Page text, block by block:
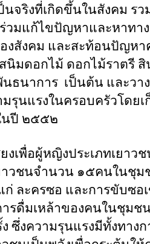
นจริงที่เกิดขึ้นในสังคม ร
วมแก้ไขปัญหาและหาทา
งสังคม และสะท้อนปัญห
นิมดอกไม้ ดอกไม้ราตรี
นธนาการ เป็นต้น และวา
รุนแรงในครอบครัวโดย
นปี ๒๕๕๒
งเพื่อผู้หญิงประเภทเยาว
าวชนจำนวน ๑๕คนในชุ
ก่ ละครซอ และการขับซ
รดื่มเหล้าของคนในชุมช
ซึ่งความรุนแรงมีทั้งทาง